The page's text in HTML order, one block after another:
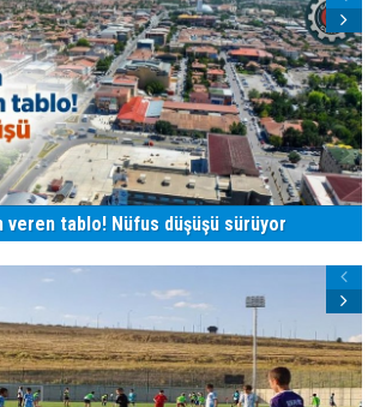
veren tablo! Nüfus düşüşü sürüyor